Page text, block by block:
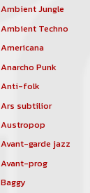
Ambient Jungle
Ambient Techno
Americana
Anarcho Punk
Anti-folk
Ars subtilior
Austropop
Avant-garde jazz
Avant-prog
Baggy